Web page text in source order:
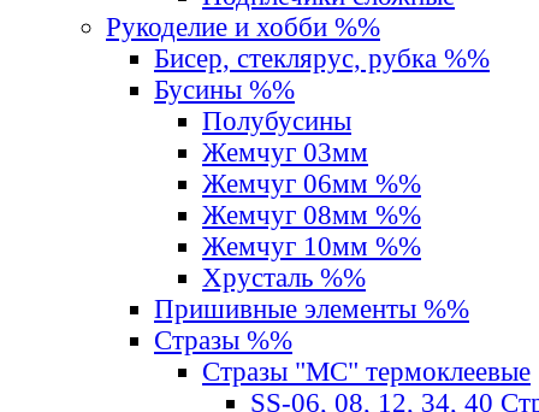
Рукоделие и хобби %%
Бисер, стеклярус, рубка %%
Бусины %%
Полубусины
Жемчуг 03мм
Жемчуг 06мм %%
Жемчуг 08мм %%
Жемчуг 10мм %%
Хрусталь %%
Пришивные элементы %%
Стразы %%
Стразы "MС" термоклеевые
SS-06, 08, 12, 34, 40